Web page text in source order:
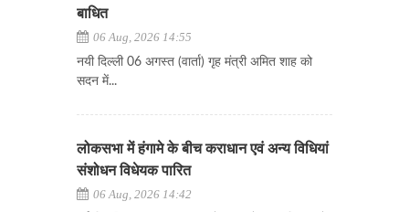
बाधित
06 Aug, 2026 14:55
नयी दिल्ली 06 अगस्त (वार्ता) गृह मंत्री अमित शाह को
सदन में...
लोकसभा में हंगामे के बीच कराधान एवं अन्य विधियां
संशोधन विधेयक पारित
06 Aug, 2026 14:42